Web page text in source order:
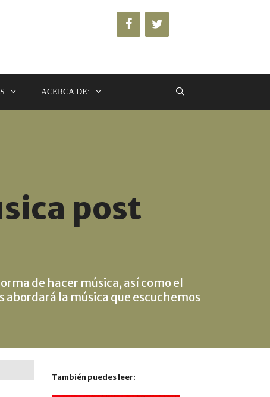
ACERCA DE:
post
de hacer música, así como el
la música que escuchemos
También puedes leer: